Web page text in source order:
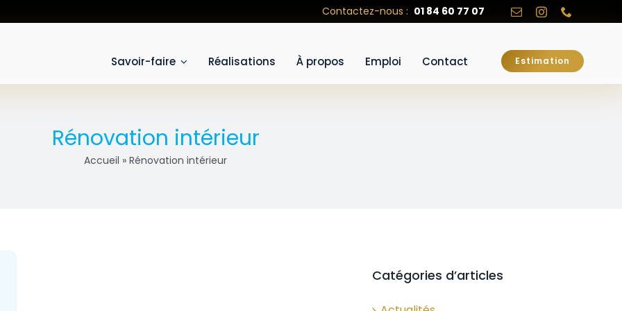
Contactez-nous : 01 84 60 77 07
Savoir-faire Réalisations À propos Emploi Contact Estimation
Rénovation intérieur
Accueil » Rénovation intérieur
Catégories d’articles